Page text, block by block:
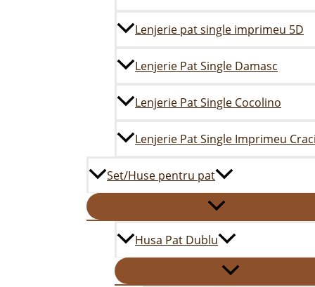
Lenjerie pat single imprimeu 5D
Lenjerie Pat Single Damasc
Lenjerie Pat Single Cocolino
Lenjerie Pat Single Imprimeu
Set/Huse pentru pat
Husa Pat Dublu